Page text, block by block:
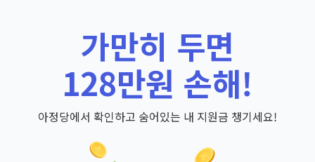
가만히 두면
128만원 손해!
아정당에서 확인하고 숨어있는 내 지원금 챙기세요!